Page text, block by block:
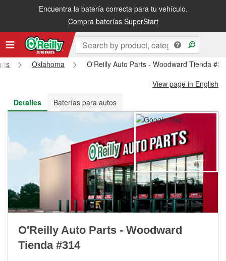
Encuentra la batería correcta para tu vehículo.
Compra baterías SuperStart
Recibe tu orden gratis al día siguiente o recógela en la tienda
Oklahoma
O'Reilly Auto Parts - Woodward Tienda
View page in English
Detalles
Baterías para autos
O'Reilly Auto Parts - Woodward
Tienda #314